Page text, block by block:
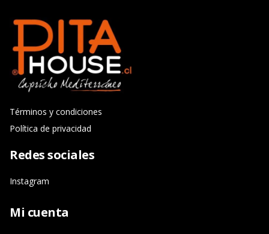
Términos y condiciones
Política de privacidad
Redes sociales
Instagram
Mi cuenta